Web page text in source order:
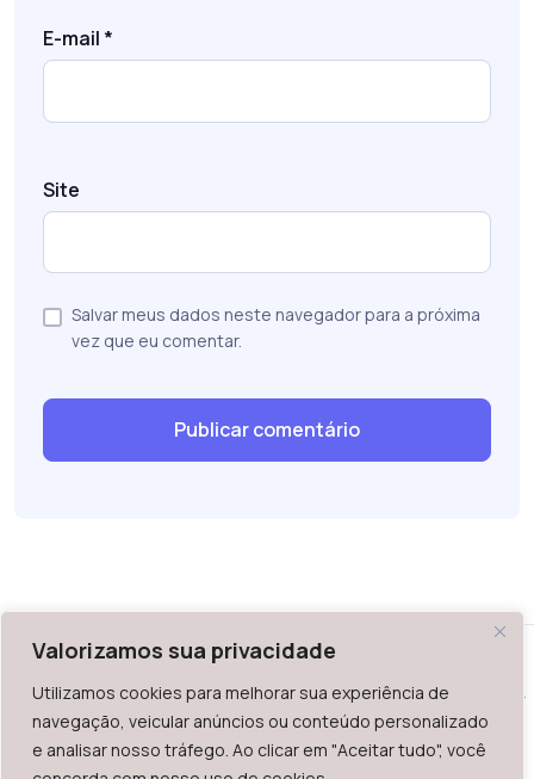
Valorizamos sua privacidade
Utilizamos cookies para melhorar sua experiência de
navegação, veicular anúncios ou conteúdo personalizado
e analisar nosso tráfego. Ao clicar em "Aceitar tudo", você
E-mail *
Site
Salvar meus dados neste navegador para a próxima
vez que eu comentar.
WAZ - Av. do Contorno 2939, lojas 1 a 7, Belo Horizonte, MG -
Brasil. CEP: 30.110-013
Telefone: +55 (31) 2126-6666 | CNPJ: 06.036.939/0001-92